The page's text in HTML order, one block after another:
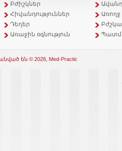
Բժիշկներ
Հիվանդություններ
Դեղեր
Առաջին օգնություն
են © 2026, Med-Practic